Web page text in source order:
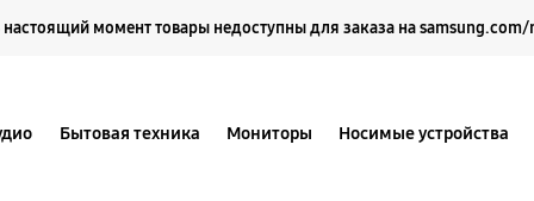
настоящий момент товары недоступны для заказа на samsung.com/
Бытовая техника Мониторы Носимые устройства